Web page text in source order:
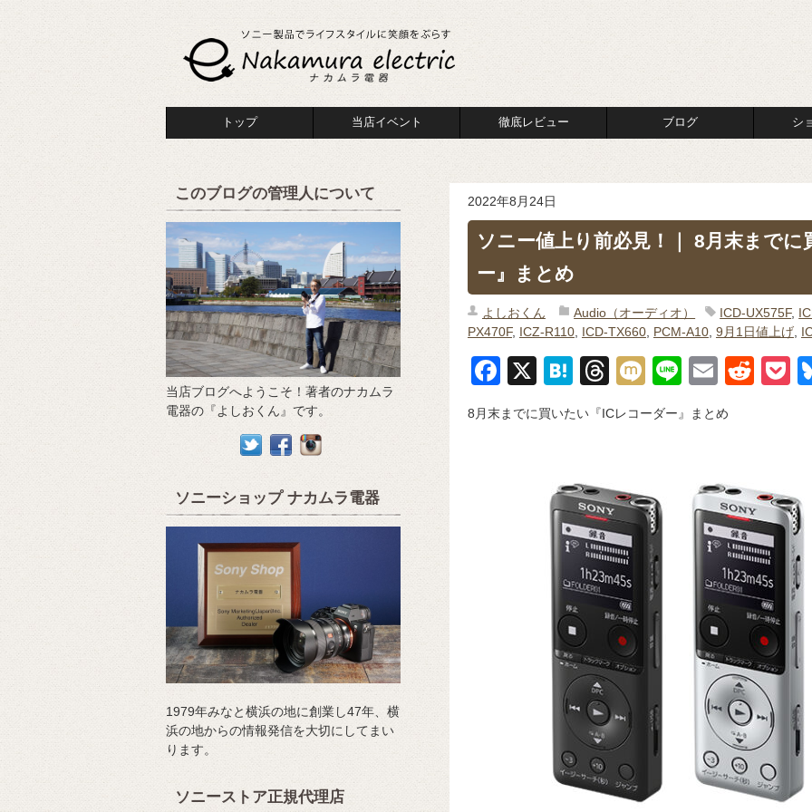
トップ 当店イベント 徹底レビュー ブログ シ
2022年8月24日
ソニー値上り前必見！｜ 8月末まで
ー』まとめ
よしおくん Audio（オーディオ） ICD-UX575F,
PX470F, ICZ-R110, ICD-TX660, PCM-A10, 9月1日値上げ,
F
a
c
X
H
at
e
a
T
e
d
s
M
ixi
Li
n
e
E
ail
R
t
P
8月末までに買いたい『ICレコーダー』まとめ
このブログの管理人について
当店ブログへようこそ！著者のナカムラ
電器の『よしおくん』です。
ソニーショップ ナカムラ電器
1979年みなと横浜の地に創業し47年、横
浜の地からの情報発信を大切にしてまい
ります。
ソニーストア正規代理店